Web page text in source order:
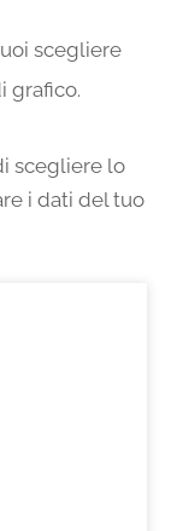
scegliere
grafico.
scegliere lo
i dati del tuo